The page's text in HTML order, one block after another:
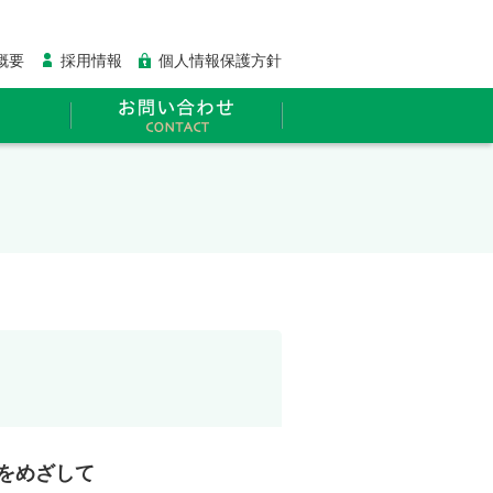
要 採用情報 個人情報保護方針
めざして